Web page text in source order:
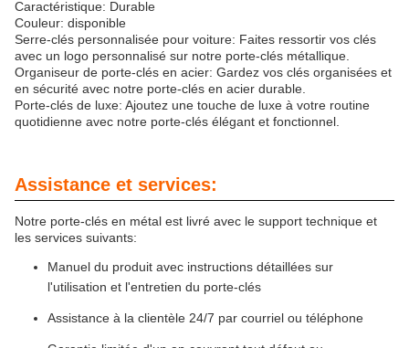
Caractéristique: Durable
Couleur: disponible
Serre-clés personnalisée pour voiture: Faites ressortir vos clés
avec un logo personnalisé sur notre porte-clés métallique.
Organiseur de porte-clés en acier: Gardez vos clés organisées et
en sécurité avec notre porte-clés en acier durable.
Porte-clés de luxe: Ajoutez une touche de luxe à votre routine
quotidienne avec notre porte-clés élégant et fonctionnel.
Assistance et services:
Notre porte-clés en métal est livré avec le support technique et
les services suivants:
Manuel du produit avec instructions détaillées sur
l'utilisation et l'entretien du porte-clés
Assistance à la clientèle 24/7 par courriel ou téléphone